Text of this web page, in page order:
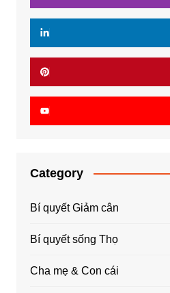
Category
Bí quyết Giảm cân
Bí quyết sống Thọ
Cha mẹ & Con cái